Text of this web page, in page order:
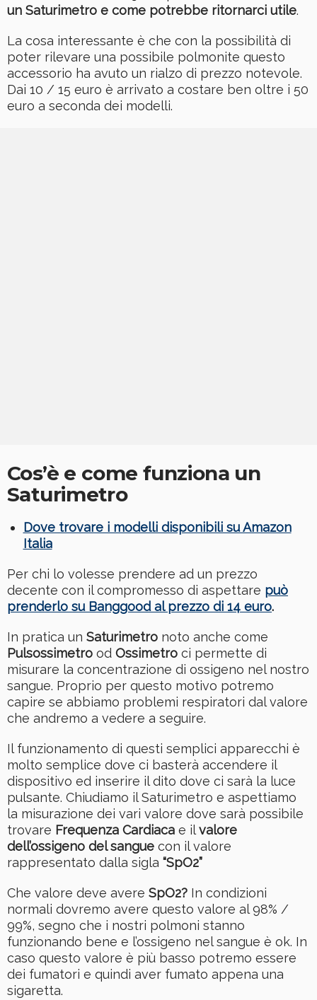
un Saturimetro e come potrebbe ritornarci utile.
La cosa interessante è che con la possibilità di
poter rilevare una possibile polmonite questo
accessorio ha avuto un rialzo di prezzo notevole.
Dai 10 / 15 euro è arrivato a costare ben oltre i 50
euro a seconda dei modelli.
Cos’è e come funziona un
Saturimetro
Dove trovare i modelli disponibili su Amazon
Italia
Per chi lo volesse prendere ad un prezzo
decente con il compromesso di aspettare può
prenderlo su Banggood al prezzo di 14 euro.
In pratica un Saturimetro noto anche come
Pulsossimetro od Ossimetro ci permette di
misurare la concentrazione di ossigeno nel nostro
sangue. Proprio per questo motivo potremo
capire se abbiamo problemi respiratori dal valore
che andremo a vedere a seguire.
Il funzionamento di questi semplici apparecchi è
molto semplice dove ci basterà accendere il
dispositivo ed inserire il dito dove ci sarà la luce
pulsante. Chiudiamo il Saturimetro e aspettiamo
la misurazione dei vari valore dove sarà possibile
trovare Frequenza Cardiaca e ilvalore
dell’ossigeno del sangue con il valore
rappresentato dalla sigla “SpO2”
Che valore deve avere SpO2? In condizioni
normali dovremo avere questo valore al 98% /
99%, segno che i nostri polmoni stanno
funzionando bene e l’ossigeno nel sangue è ok. In
caso questo valore è più basso potremo essere
dei fumatori e quindi aver fumato appena una
sigaretta.